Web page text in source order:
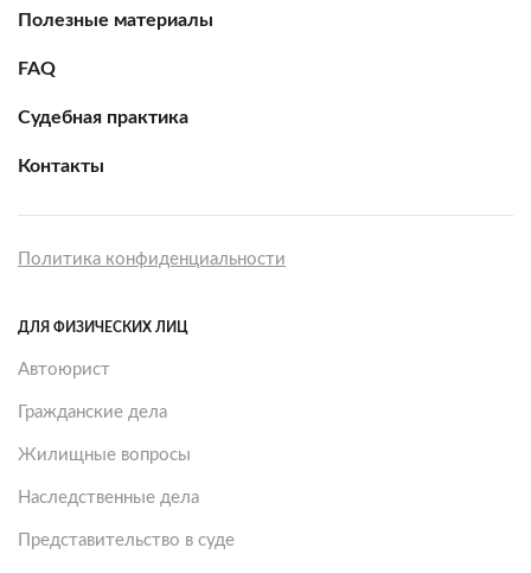
Полезные материалы
FAQ
Судебная практика
Контакты
Политика конфиденциальности
ДЛЯ ФИЗИЧЕСКИХ ЛИЦ
Автоюрист
Гражданские дела
Жилищные вопросы
Наследственные дела
Представительство в суде